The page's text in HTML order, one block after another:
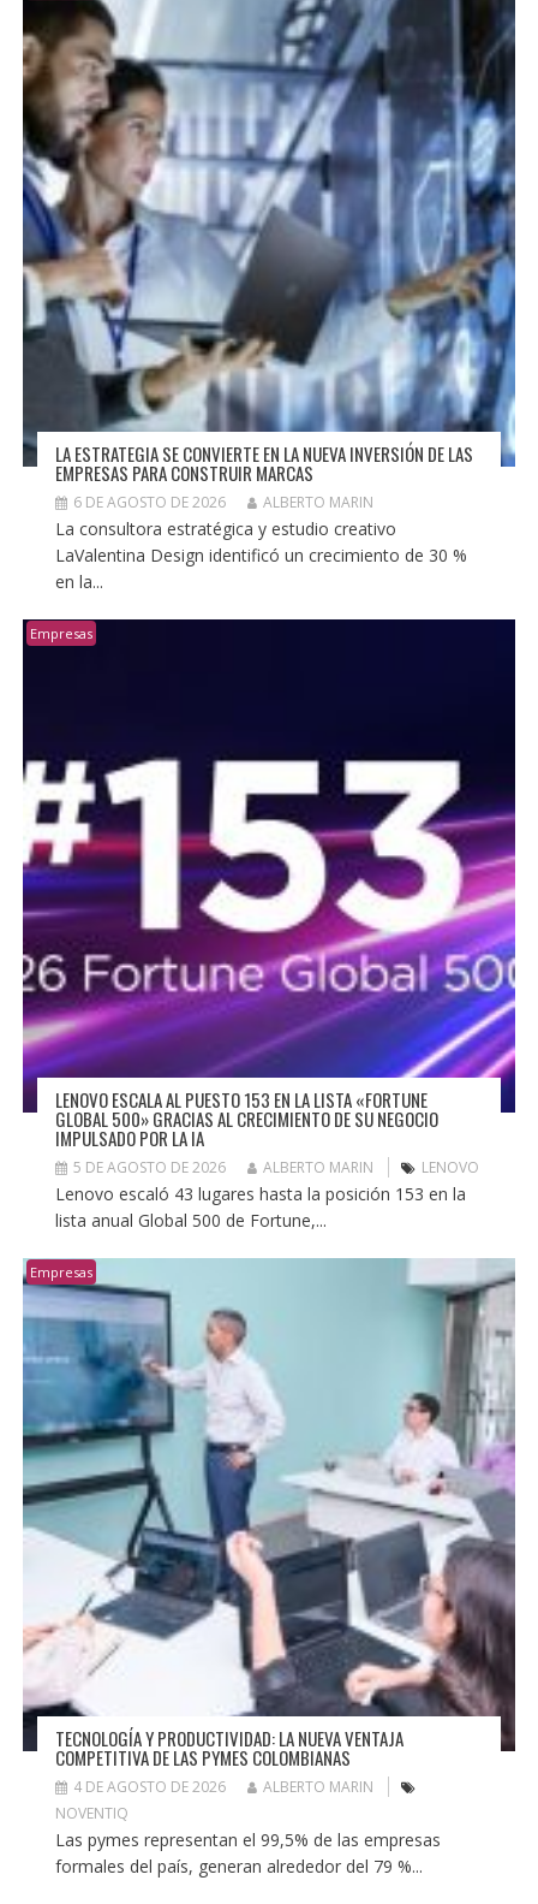
LA ESTRATEGIA SE CONVIERTE EN LA NUEVA INVERSIÓN DE LAS
EMPRESAS PARA CONSTRUIR MARCAS
6 DE AGOSTO DE 2026 ALBERTO MARIN
La consultora estratégica y estudio creativo
LaValentina Design identificó un crecimiento de 30 %
en la...
Empresas
LENOVO ESCALA AL PUESTO 153 EN LA LISTA «FORTUNE
GLOBAL 500» GRACIAS AL CRECIMIENTO DE SU NEGOCIO
IMPULSADO POR LA IA
5 DE AGOSTO DE 2026 ALBERTO MARIN LENOVO
Lenovo escaló 43 lugares hasta la posición 153 en la
lista anual Global 500 de Fortune,...
Empresas
TECNOLOGÍA Y PRODUCTIVIDAD: LA NUEVA VENTAJA
COMPETITIVA DE LAS PYMES COLOMBIANAS
4 DE AGOSTO DE 2026
ALBERTO MARIN
NOVENTIQ
Las pymes representan el 99,5% de las empresas
formales del país, generan alrededor del 79 %...